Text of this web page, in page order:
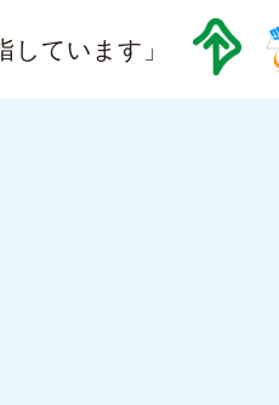
ています」